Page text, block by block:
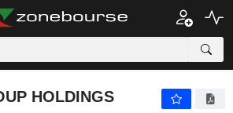
HOLDINGS